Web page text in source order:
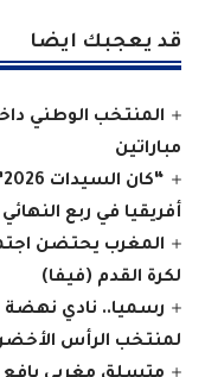
قد يعجبك ايضا
المنتخب الوطني
مباراتين
أفريقيا في ربع النهائي
المغرب يحتضن
لكرة القدم (فيفا)
رسميا.. نادي نهضة
لمنتخب الرأس